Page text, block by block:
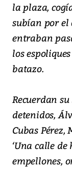
la plaza,
subían por el
entraban
los
batazo.
Recuerdan
detenidos,
Cubas
‘Una calle
empellones,